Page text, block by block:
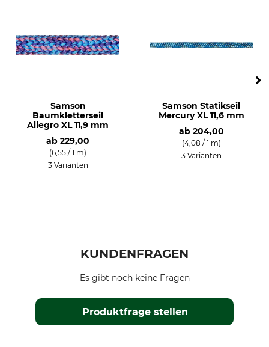
Samson
Baumkletterseil
Allegro XL 11,9 mm
ab 229,00
(6,55 / 1 m)
3 Varianten
Samson Statikseil
Mercury XL 11,6 mm
ab 204,00
(4,08 / 1 m)
3 Varianten
KUNDENFRAGEN
Produktfrage stellen
Es gibt noch keine Fragen